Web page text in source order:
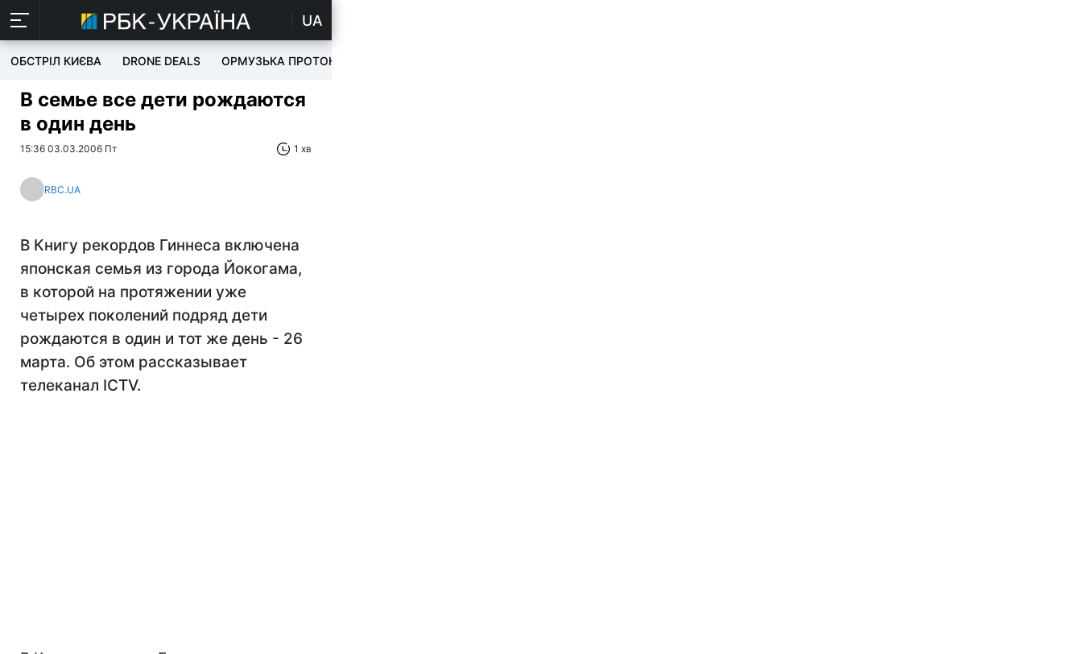
UA
ОБСТРІЛ КИЄВА DRONE DEALS ОРМУЗЬКА ПРОТОКА
В семье все дети рождаются
в один день
15:36 03.03.2006 Пт 1 хв
RBC.UA
В Книгу рекордов Гиннеса включена
японская семья из города Йокогама,
в которой на протяжении уже
четырех поколений подряд дети
рождаются в один и тот же день - 26
марта. Об этом рассказывает
телеканал ICTV.